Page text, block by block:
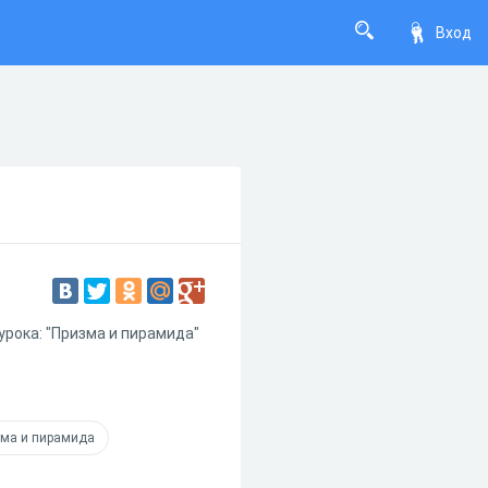
Вход
"Призма и пирамида"
и пирамида